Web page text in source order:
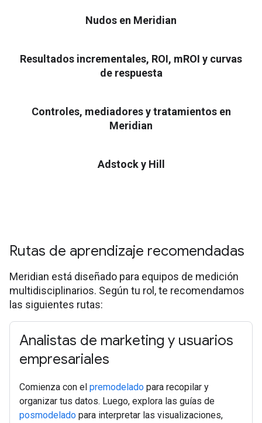
Nudos en Meridian
Resultados incrementales, ROI, mROI y curvas
de respuesta
Controles, mediadores y tratamientos en
Meridian
Adstock y Hill
Rutas de aprendizaje recomendadas
Meridian está diseñado para equipos de medición
multidisciplinarios. Según tu rol, te recomendamos
las siguientes rutas:
Analistas de marketing y usuarios
empresariales
Comienza con el premodelado para recopilar y
organizar tus datos. Luego, explora las guías de
posmodelado para interpretar las visualizaciones,